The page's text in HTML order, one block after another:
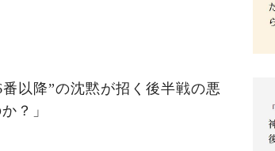
以降”の沈黙が招く後半戦の悪
？」